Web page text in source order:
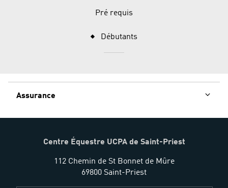
Pré requis
Débutants
Assurance
Centre Équestre UCPA de Saint-Priest
112 Chemin de St Bonnet de Mûre
69800 Saint-Priest